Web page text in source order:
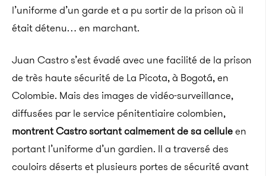
l’uniforme d’un garde et a pu sortir de la prison où il
était détenu… en marchant.
Juan Castro s’est évadé avec une facilité de la prison
de très haute sécurité de La Picota, à Bogotá, en
Colombie. Mais des images de vidéo-surveillance,
diffusées par le service pénitentiaire colombien,
montrent Castro sortant calmement de sa celluleen
portant l’uniforme d’un gardien. Il a traversé des
couloirs déserts et plusieurs portes de sécurité avant